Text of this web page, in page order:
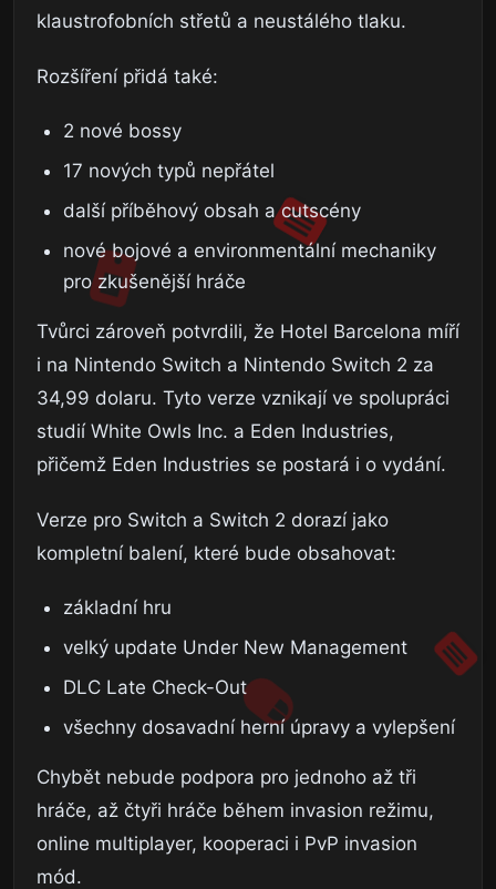
klaustrofobních střetů a neustálého tlaku.
Rozšíření přidá také:
2 nové bossy
17 nových typů nepřátel
další příběhový obsah a cutscény
nové bojové a environmentální mechaniky
pro zkušenější hráče
Tvůrci zároveň potvrdili, že Hotel Barcelona míří
i na Nintendo Switch a Nintendo Switch 2 za
34,99 dolaru. Tyto verze vznikají ve spolupráci
studií White Owls Inc. a Eden Industries,
přičemž Eden Industries se postará i o vydání.
Verze pro Switch a Switch 2 dorazí jako
kompletní balení, které bude obsahovat:
základní hru
velký update Under New Management
DLC Late Check-Out
všechny dosavadní herní úpravy a vylepšení
Chybět nebude podpora pro jednoho až tři
hráče, až čtyři hráče během invasion režimu,
online multiplayer, kooperaci i PvP invasion
mód.